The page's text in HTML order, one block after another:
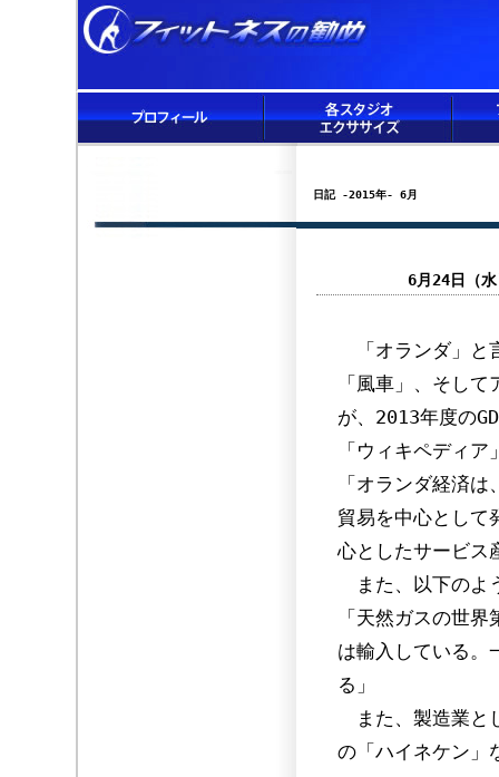
日記 -2015年- 6月
6月24日（
「オランダ」と
「風車」、そし
が、2013年度の
「ウィキペディ
「オランダ経済
貿易を中心として
心としたサービス
また、以下のよ
「天然ガスの世
は輸入している。
る 」
また、製造業と
の「ハイネケン」